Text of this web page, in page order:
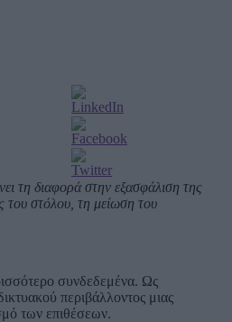
τη διαφορά στην εξασφάλιση της
του στόλου, τη μείωση του
συνδεδεμένα. Ως
περιβάλλοντος μιας
των επιθέσεων.